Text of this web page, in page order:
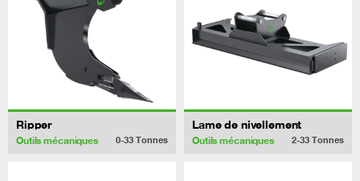
Ripper
Outils mécaniques 0-33 Tonnes
Lame de nivellement
Outils mécaniques 2-33 Tonnes